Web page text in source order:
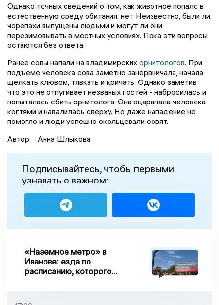
Однако точных сведений о том, как животное попало в
естественную среду обитания, нет. Неизвестно, были ли
черепахи выпущены людьми и могут ли они
перезимовывать в местных условиях. Пока эти вопросы
остаются без ответа.
Ранее совы напали на владимирских орнитологов. При
подъеме человека сова заметно занервничала, начала
щелкать клювом, тявкать и кричать. Однако заметив,
что это не отпугивает незваных гостей - набросилась и
попыталась сбить орнитолога. Она оцарапала человека
когтями и навалилась сверху. Но даже нападение не
помогло и люди успешно окольцевали совят.
Автор:
Анна Шлыкова
Подписывайтесь, чтобы первыми
узнавать о важном:
«Наземное метро» в
Иванове: езда по
расписанию, которого